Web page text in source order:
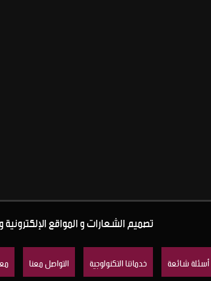
تصميم الشعارات و المواقع
أسئلة شائعة خدماتنا التكنولوجية التواصل معنا